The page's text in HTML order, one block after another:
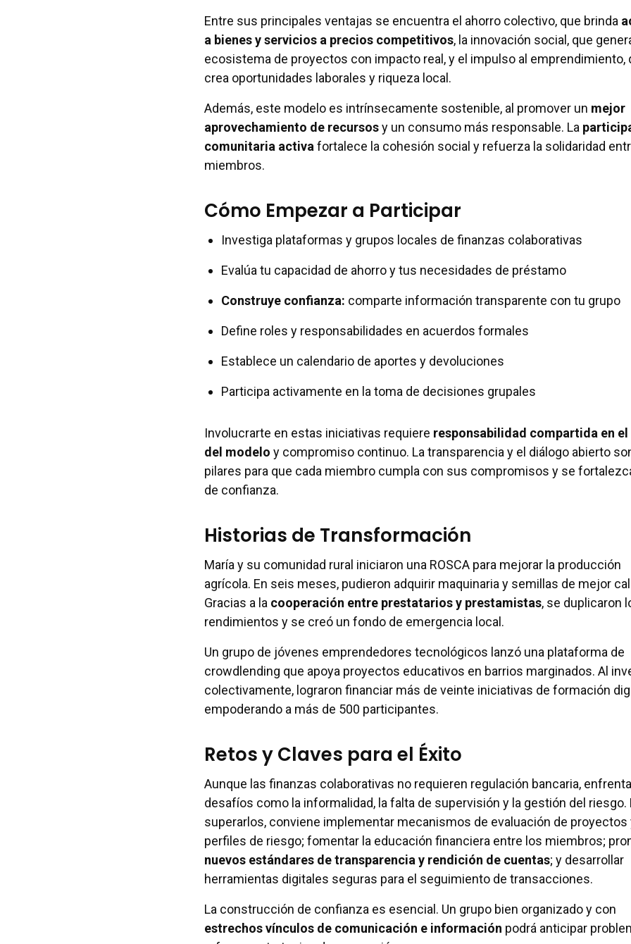
Entre sus principales ventajas se encuentra el ahorro colectivo, que brinda
a bienes y servicios a precios competitivos, la innovación social, que
ecosistema de proyectos con impacto real, y el impulso al emprendimiento,
crea oportunidades laborales y riqueza local.
Además, este modelo es intrínsecamente sostenible, al promover un mejor
aprovechamiento de recursosy un consumo más responsable. La
comunitaria activa fortalece la cohesión social y refuerza la solidaridad
miembros.
Cómo Empezar a Participar
Investiga plataformas y grupos locales de finanzas colaborativas
Evalúa tu capacidad de ahorro y tus necesidades de préstamo
Construye confianza: comparte información transparente con tu grupo
Define roles y responsabilidades en acuerdos formales
Establece un calendario de aportes y devoluciones
Participa activamente en la toma de decisiones grupales
Involucrarte en estas iniciativas requiere responsabilidad compartida en
del modelo y compromiso continuo. La transparencia y el diálogo abierto
pilares para que cada miembro cumpla con sus compromisos y se
de confianza.
Historias de Transformación
María y su comunidad rural iniciaron una ROSCA para mejorar la producción
agrícola. En seis meses, pudieron adquirir maquinaria y semillas de mejor
Gracias a la cooperación entre prestatarios y prestamistas, se duplicaron
rendimientos y se creó un fondo de emergencia local.
Un grupo de jóvenes emprendedores tecnológicos lanzó una plataforma de
crowdlending que apoya proyectos educativos en barrios marginados. Al
colectivamente, lograron financiar más de veinte iniciativas de formación
empoderando a más de 500 participantes.
Retos y Claves para el Éxito
Aunque las finanzas colaborativas no requieren regulación bancaria,
desafíos como la informalidad, la falta de supervisión y la gestión del riesgo.
superarlos, conviene implementar mecanismos de evaluación de proyectos
perfiles de riesgo; fomentar la educación financiera entre los miembros;
nuevos estándares de transparencia y rendición de cuentas; y desarrollar
herramientas digitales seguras para el seguimiento de transacciones.
La construcción de confianza es esencial. Un grupo bien organizado y con
estrechos vínculos de comunicación e información podrá anticipar